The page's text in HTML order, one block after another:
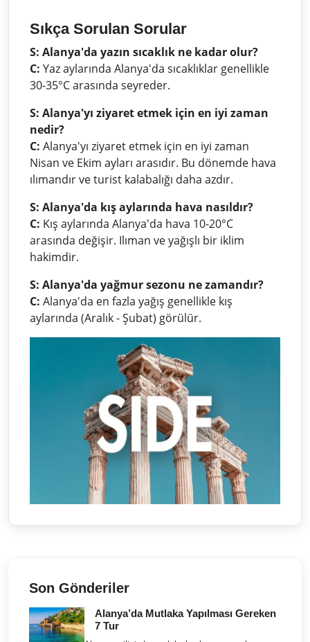
Sıkça Sorulan Sorular
S: Alanya'da yazın sıcaklık ne kadar olur?
C: Yaz aylarında Alanya'da sıcaklıklar genellikle
30-35°C arasında seyreder.
S: Alanya'yı ziyaret etmek için en iyi zaman
nedir?
C: Alanya'yı ziyaret etmek için en iyi zaman
Nisan ve Ekim ayları arasıdır. Bu dönemde hava
ılımandır ve turist kalabalığı daha azdır.
S: Alanya'da kış aylarında hava nasıldır?
C: Kış aylarında Alanya'da hava 10-20°C
arasında değişir. Ilıman ve yağışlı bir iklim
hakimdir.
S: Alanya'da yağmur sezonu ne zamandır?
C: Alanya'da en fazla yağış genellikle kış
aylarında (Aralık - Şubat) görülür.
Son Gönderiler
Alanya’da Mutlaka Yapılması Gereken
7 Tur